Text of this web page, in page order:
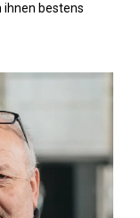
ihnen bestens